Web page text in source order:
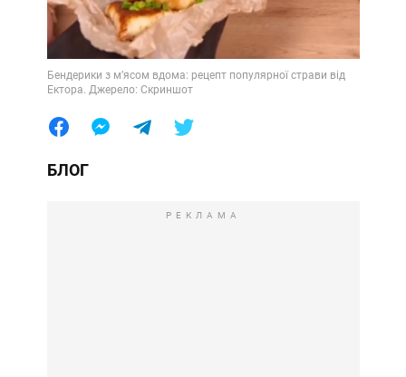
Бендерики з м’ясом вдома: рецепт популярної страви від
Ектора. Джерело: Скриншот
БЛОГ
РЕКЛАМА